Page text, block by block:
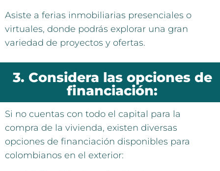
Asiste a ferias inmobiliarias presenciales o
virtuales, donde podrás explorar una gran
variedad de proyectos y ofertas.
3. Considera las opciones de
financiación:
Si no cuentas con todo el capital para la
compra de la vivienda, existen diversas
opciones de financiación disponibles para
colombianos en el exterior: